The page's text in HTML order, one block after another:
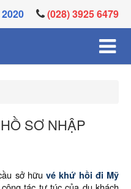
(028) 3925 6479
SƠ NHẬP
sở hữu vé khứ hồi đi Mỹ